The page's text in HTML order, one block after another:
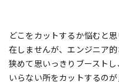
どこをカットするか悩むと
在しませんが、エンジニア
狭めて思いっきりブースト
いらない所をカットするの